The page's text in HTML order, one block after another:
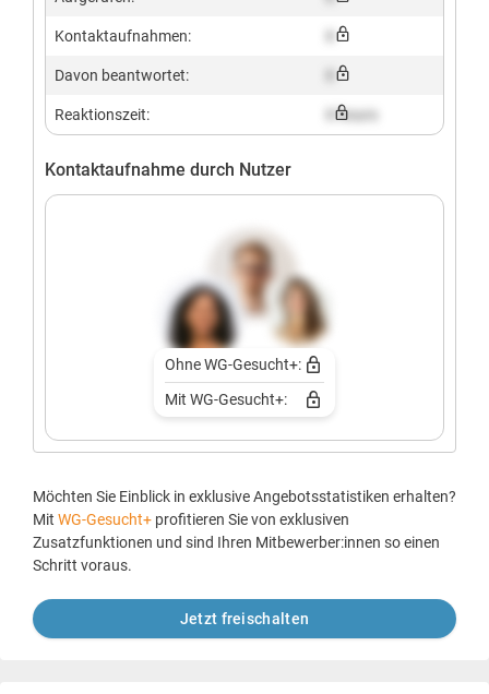
Kontaktaufnahmen:
Davon beantwortet:
Reaktionszeit: X hours
Kontaktaufnahme durch Nutzer
Ohne WG-Gesucht+:
Mit WG-Gesucht+:
Möchten Sie Einblick in exklusive Angebotsstatistiken erhalten?
Mit WG-Gesucht+ profitieren Sie von exklusiven
Zusatzfunktionen und sind Ihren Mitbewerber:innen so einen
Schritt voraus.
Jetzt freischalten